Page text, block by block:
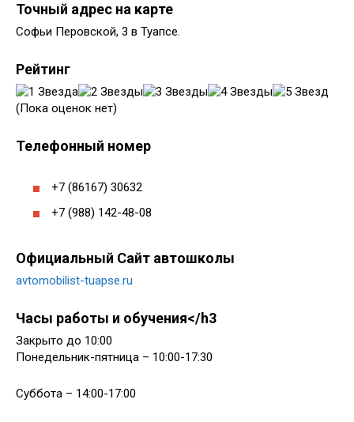
Точный адрес на карте
Софьи Перовской, 3 в Туапсе.
Рейтинг
(Пока оценок нет)
Телефонный номер
+7 (86167) 30632
+7 (988) 142-48-08
Официальный Сайт автошколы
avtomobilist-tuapse.ru
Часы работы и обучения</h3
Закрыто до 10:00
Понедельник-пятница – 10:00-17:30
Суббота – 14:00-17:00